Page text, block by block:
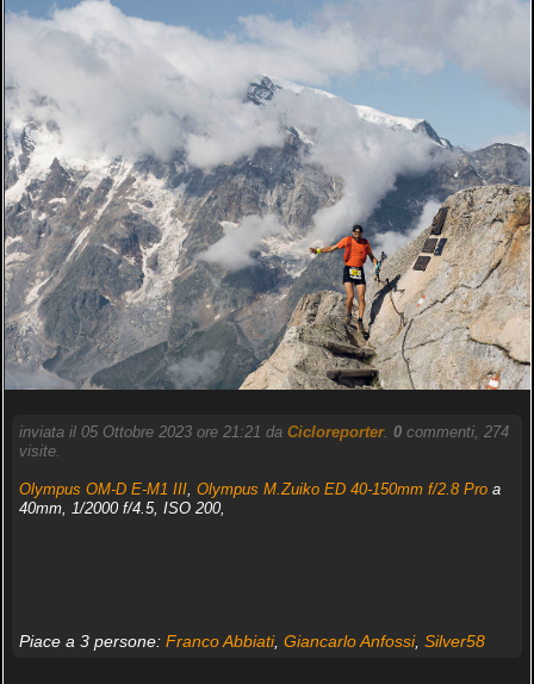
inviata il 05 Ottobre 2023 ore 21:21 da Cicloreporter. 0commenti, 274
visite.
Olympus OM-D E-M1 III, Olympus M.Zuiko ED 40-150mm f/2.8 Proa
40mm, 1/2000 f/4.5, ISO 200,
Piace a 3 persone: Franco Abbiati, Giancarlo Anfossi, Silver58